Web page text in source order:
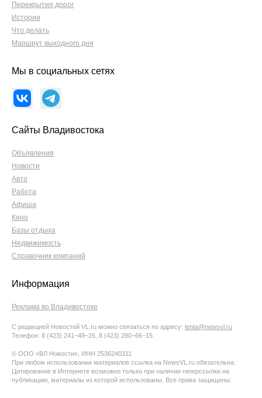
Перекрытия дорог
Истории
Что делать
Маршрут выходного дня
Мы в социальных сетях
Сайты Владивостока
Объявления
Новости
Авто
Работа
Афиша
Кино
Базы отдыха
Недвижимость
Справочник компаний
Информация
Реклама во Владивостоке
С редакцией Новостей VL.ru можно связаться по адресу: lenta@newsvl.ru
Телефон: 8 (423) 241−49−26, 8 (423) 280−66−15
© ООО «ВЛ Новости», ИНН 2536240311
При любом использовании материалов ссылка на NewsVL.ru обязательна.
Цитирование в Интернете возможно только при наличии гиперссылки на
публикацию, материалы из которой использованы. Все права защищены.